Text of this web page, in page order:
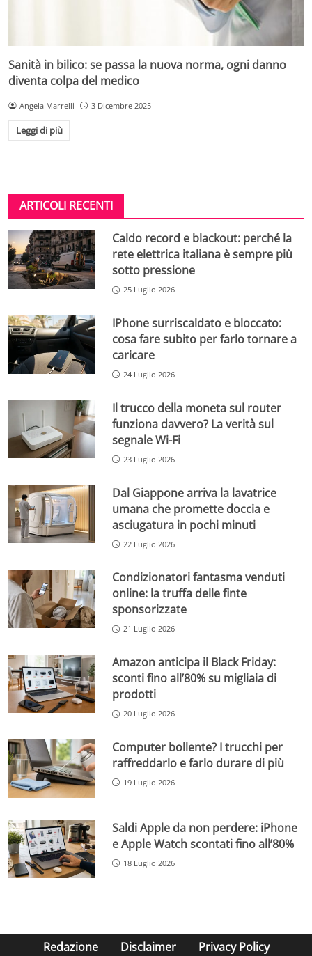
Sanità in bilico: se passa la nuova norma, ogni danno
diventa colpa del medico
Angela Marrelli 3 Dicembre 2025
Leggi di più
ARTICOLI RECENTI
Caldo record e blackout: perché la
rete elettrica italiana è sempre più
sotto pressione
25 Luglio 2026
IPhone surriscaldato e bloccato:
cosa fare subito per farlo tornare a
caricare
24 Luglio 2026
Il trucco della moneta sul router
funziona davvero? La verità sul
segnale Wi-Fi
23 Luglio 2026
Dal Giappone arriva la lavatrice
umana che promette doccia e
asciugatura in pochi minuti
22 Luglio 2026
Condizionatori fantasma venduti
online: la truffa delle finte
sponsorizzate
21 Luglio 2026
Amazon anticipa il Black Friday:
sconti fino all’80% su migliaia di
prodotti
20 Luglio 2026
Computer bollente? I trucchi per
raffreddarlo e farlo durare di più
19 Luglio 2026
Saldi Apple da non perdere: iPhone
e Apple Watch scontati fino all’80%
18 Luglio 2026
Redazione Disclaimer Privacy Policy